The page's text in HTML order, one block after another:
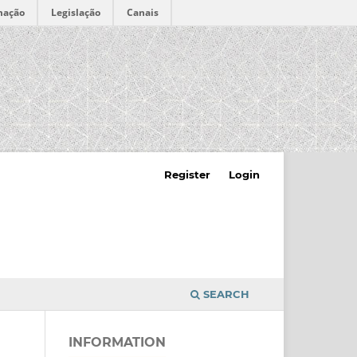
Legislação Canais
SEARCH
Register Login
INFORMATION